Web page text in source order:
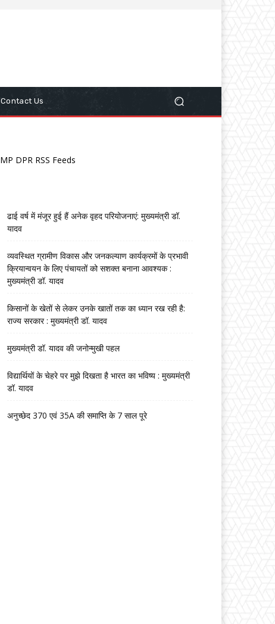
Contact Us
MP DPR RSS Feeds
ढाई वर्ष में मंजूर हुई हैं अनेक वृहद परियोजनाएं: मुख्यमंत्री डॉ.
यादव
व्यवस्थित ग्रामीण विकास और जनकल्याण कार्यक्रमों के प्रभावी
क्रियान्वयन के लिए पंचायतों को सशक्त बनाना आवश्यक :
मुख्यमंत्री डॉ. यादव
किसानों के खेतों से लेकर उनके खातों तक का ध्यान रख रही है:
राज्य सरकार : मुख्यमंत्री डॉ. यादव
मुख्यमंत्री डॉ. यादव की जनोन्मुखी पहल
विद्यार्थियों के चेहरे पर मुझे दिखता है भारत का भविष्य : मुख्यमंत्री
डॉ. यादव
अनुच्छेद 370 एवं 35A की समाप्ति के 7 साल पूरे